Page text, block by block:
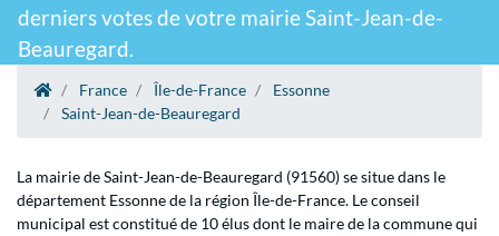
derniers votes de votre mairie Saint-Jean-de-
Beauregard.
France Île-de-France
Essonne
Saint-Jean-de-Beauregard
La mairie de Saint-Jean-de-Beauregard (91560) se situe dans le
département Essonne de la région Île-de-France. Le conseil
municipal est constitué de 10 élus dont le maire de la commune qui